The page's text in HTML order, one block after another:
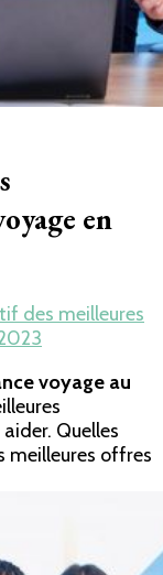
en
des meilleures
voyage au
Quelles
meilleures offres